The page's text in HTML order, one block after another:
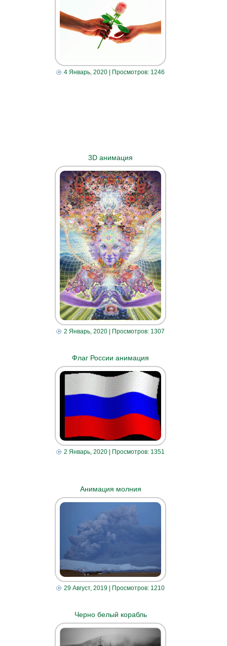
4 Январь, 2020 | Просмотров: 1246
3D анимация
2 Январь, 2020 | Просмотров: 1307
Флаг России анимация
2 Январь, 2020 | Просмотров: 1351
Анимация молния
29 Август, 2019 | Просмотров: 1210
Черно белый корабль